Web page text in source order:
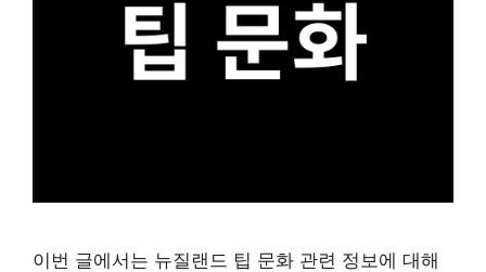
이번 글에서는 뉴질랜드 팁 문화 관련 정보에 대해